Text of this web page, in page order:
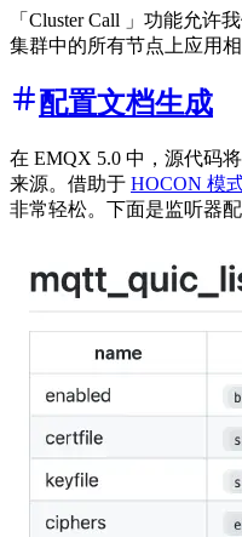
「Cluster Call 」功能允许
集群中的所有节点上应用相
配置文档生成
在 EMQX 5.0 中，源代码
来源。借助于 HOCON 模
非常轻松。下面是监听器配